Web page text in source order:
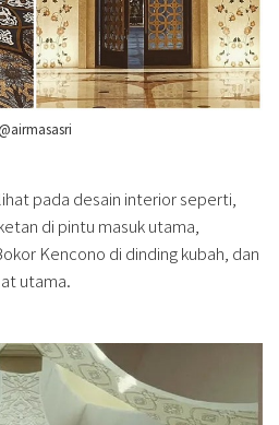
pada desain interior seperti,
di pintu masuk utama,
Kencono di dinding kubah, dan
utama.